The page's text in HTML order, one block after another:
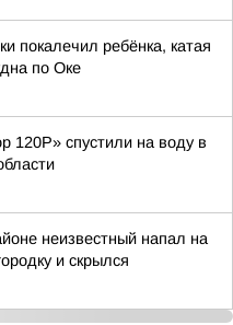
покалечил ребёнка, катая
по Оке
120Р» спустили на воду в
неизвестный напал на
и скрылся